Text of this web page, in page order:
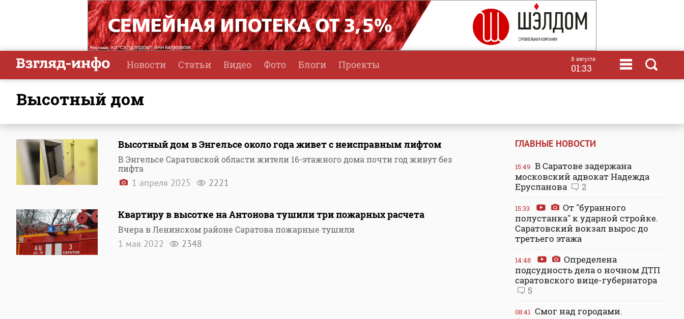
Новости Статьи Видео Фото Блоги Проекты 8 августа
01:33
высотный дом
Высотный дом в Энгельсе около года живет с неисправным лифтом
В Энгельсе Саратовской области жители 16-этажного дома почти год живут без
лифта
1 апреля 2025 2221
Квартиру в высотке на Антонова тушили три пожарных расчета
Вчера в Ленинском районе Саратова пожарные тушили
1 мая 2022 2348
ГЛАВНЫЕ НОВОСТИ
15:49 В Саратове задержана
московский адвокат Надежда
Ерусланова
2
15:33
От "буранного
полустанка" к ударной стройке.
Саратовский вокзал вырос до
третьего этажа
14:48
Определена
подсудность дела о ночном ДТП
саратовского вице-губернатора
5
08:41 Смог над городами.